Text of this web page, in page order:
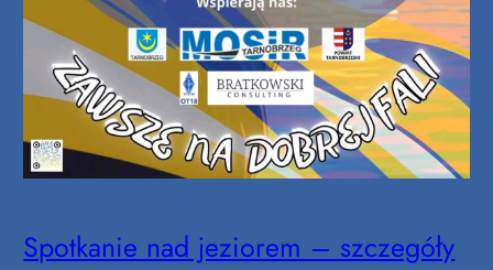
Spotkanie nad jeziorem – szczegóły